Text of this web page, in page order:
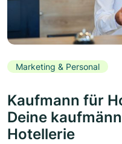
Marketing & Personal
Kaufmann für
Deine
Hotellerie